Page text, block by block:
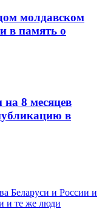
молдавском
в память о
8 месяцев
в
Беларуси и России и
и те же люди